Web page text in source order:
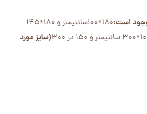
است:
180*100سانتیمتر و 180*145
(سایز مورد